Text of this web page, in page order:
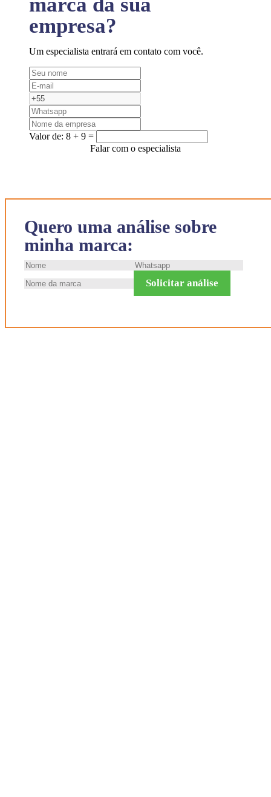
Quero uma análise sobre
minha marca:
Solicitar análise
empresa?
Um especialista entrará em contato com você.
Valor de: 8 + 9 =
Falar com o especialista